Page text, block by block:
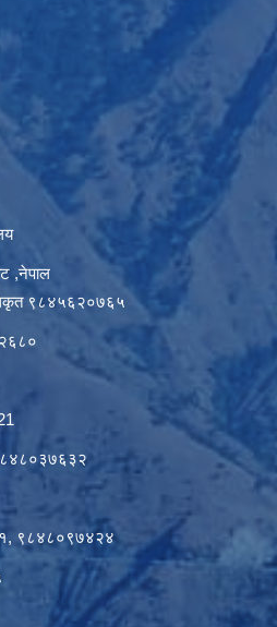
,नेपाल
९८४५६२०७६५
९८४८०९७४२४